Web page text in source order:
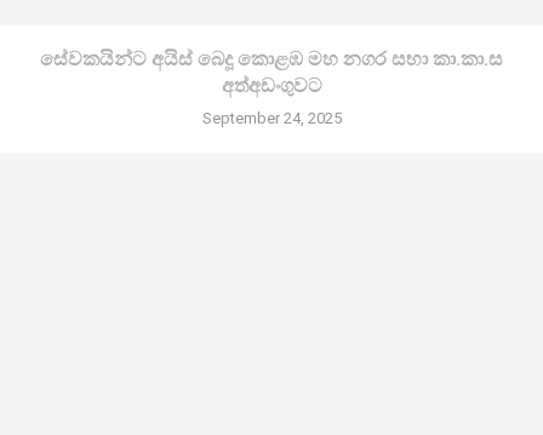
සේවකයින්ට අයිස් බෙදූ කොළඹ මහ නගර සභා කා.කා.ස
අත්අඩංගුවට
September 24, 2025